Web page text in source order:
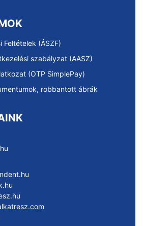
Feltételek (ÁSZF)
szabályzat (AASZ)
(OTP SimplePay)
robbantott ábrák